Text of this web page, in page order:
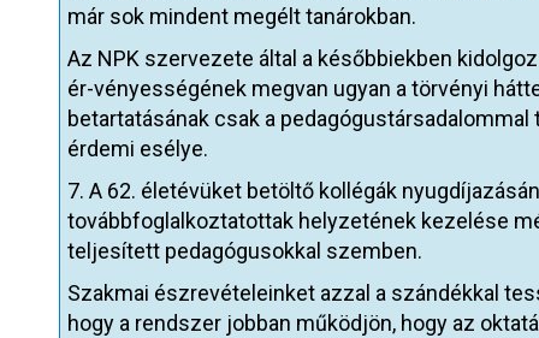
már sok mindent megélt tanárokban.
Az NPK szervezete által a későbbiekben
ér-vényességének megvan ugyan a törvényi
betartatásának csak a
érdemi esélye.
7. A 62. életévüket betöltő kollégák
továbbfoglalkoztatottak helyzetének kezelése
teljesített pedagógusokkal szemben.
Szakmai észrevételeinket azzal a szándékkal
hogy a rendszer jobban működjön, hogy az